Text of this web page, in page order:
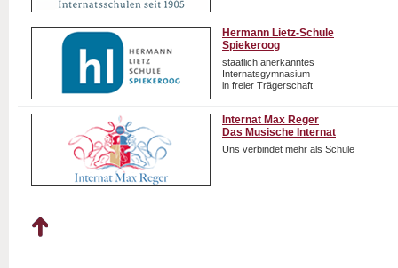
Hermann Lietz-Schule
Spiekeroog
staatlich anerkanntes
Internatsgymnasium
in freier Trägerschaft
Internat Max Reger
Das Musische Internat
Uns verbindet mehr als Schule